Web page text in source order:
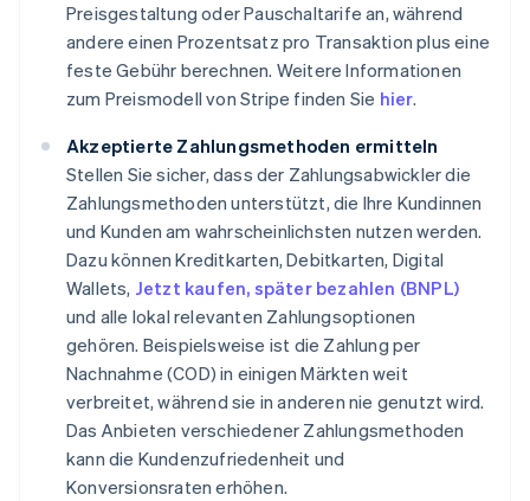
Preisgestaltung oder Pauschaltarife an, während
andere einen Prozentsatz pro Transaktion plus eine
feste Gebühr berechnen. Weitere Informationen
zum Preismodell von Stripe finden Sie hier.
Akzeptierte Zahlungsmethoden ermitteln
Stellen Sie sicher, dass der Zahlungsabwickler die
Zahlungsmethoden unterstützt, die Ihre Kundinnen
und Kunden am wahrscheinlichsten nutzen werden.
Dazu können Kreditkarten, Debitkarten, Digital
Wallets, Jetzt kaufen, später bezahlen (BNPL)
und alle lokal relevanten Zahlungsoptionen
gehören. Beispielsweise ist die Zahlung per
Nachnahme (COD) in einigen Märkten weit
verbreitet, während sie in anderen nie genutzt wird.
Das Anbieten verschiedener Zahlungsmethoden
kann die Kundenzufriedenheit und
Konversionsraten erhöhen.